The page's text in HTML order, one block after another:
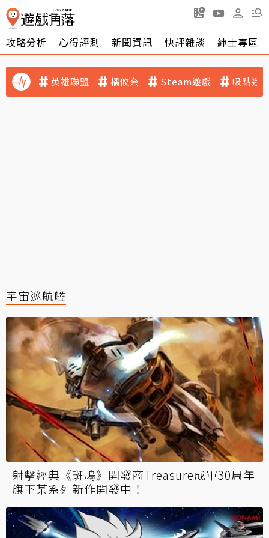
攻略分析 心得評測 新聞資訊 快評雜談 紳士專區
英雄聯盟 橘攸奈 Steam遊戲 吸點迷
宇宙巡航艦
射擊經典《斑鳩》開發商Treasure成軍30周年
旗下某系列新作開發中！